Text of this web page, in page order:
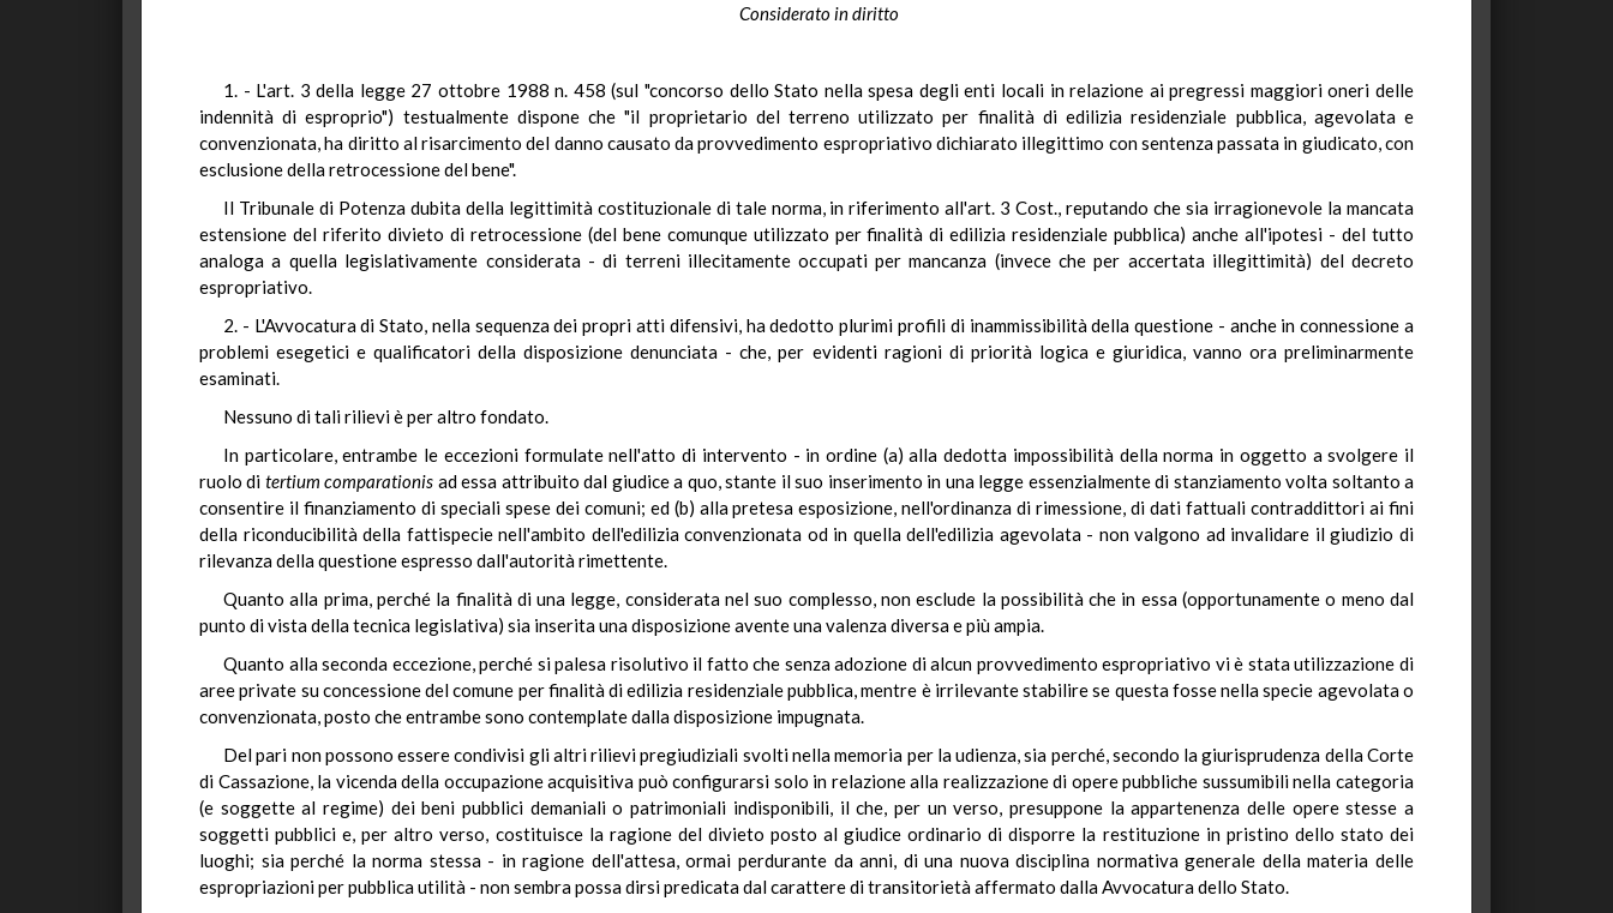
Considerato in diritto
1. - L'art. 3 della legge 27 ottobre 1988 n. 458 (sul "concorso dello Stato nella spesa degli enti locali in relazione ai pregressi maggiori oneri delle
indennità di esproprio") testualmente dispone che "il proprietario del terreno utilizzato per finalità di edilizia residenziale pubblica, agevolata e
convenzionata, ha diritto al risarcimento del danno causato da provvedimento espropriativo dichiarato illegittimo con sentenza passata in giudicato, con
esclusione della retrocessione del bene".
Il Tribunale di Potenza dubita della legittimità costituzionale di tale norma, in riferimento all'art. 3 Cost., reputando che sia irragionevole la mancata
estensione del riferito divieto di retrocessione (del bene comunque utilizzato per finalità di edilizia residenziale pubblica) anche all'ipotesi - del tutto
analoga a quella legislativamente considerata - di terreni illecitamente occupati per mancanza (invece che per accertata illegittimità) del decreto
espropriativo.
2. - L'Avvocatura di Stato, nella sequenza dei propri atti difensivi, ha dedotto plurimi profili di inammissibilità della questione - anche in connessione a
problemi esegetici e qualificatori della disposizione denunciata - che, per evidenti ragioni di priorità logica e giuridica, vanno ora preliminarmente
esaminati.
Nessuno di tali rilievi è per altro fondato.
In particolare, entrambe le eccezioni formulate nell'atto di intervento - in ordine (a) alla dedotta impossibilità della norma in oggetto a svolgere il
ruolo di tertium comparationis ad essa attribuito dal giudice a quo, stante il suo inserimento in una legge essenzialmente di stanziamento volta soltanto a
consentire il finanziamento di speciali spese dei comuni; ed (b) alla pretesa esposizione, nell'ordinanza di rimessione, di dati fattuali contraddittori ai fini
della riconducibilità della fattispecie nell'ambito dell'edilizia convenzionata od in quella dell'edilizia agevolata - non valgono ad invalidare il giudizio di
rilevanza della questione espresso dall'autorità rimettente.
Quanto alla prima, perché la finalità di una legge, considerata nel suo complesso, non esclude la possibilità che in essa (opportunamente o meno dal
punto di vista della tecnica legislativa) sia inserita una disposizione avente una valenza diversa e più ampia.
Quanto alla seconda eccezione, perché si palesa risolutivo il fatto che senza adozione di alcun provvedimento espropriativo vi è stata utilizzazione di
aree private su concessione del comune per finalità di edilizia residenziale pubblica, mentre è irrilevante stabilire se questa fosse nella specie agevolata o
convenzionata, posto che entrambe sono contemplate dalla disposizione impugnata.
Del pari non possono essere condivisi gli altri rilievi pregiudiziali svolti nella memoria per la udienza, sia perché, secondo la giurisprudenza della Corte
di Cassazione, la vicenda della occupazione acquisitiva può configurarsi solo in relazione alla realizzazione di opere pubbliche sussumibili nella categoria
(e soggette al regime) dei beni pubblici demaniali o patrimoniali indisponibili, il che, per un verso, presuppone la appartenenza delle opere stesse a
soggetti pubblici e, per altro verso, costituisce la ragione del divieto posto al giudice ordinario di disporre la restituzione in pristino dello stato dei
luoghi; sia perché la norma stessa - in ragione dell'attesa, ormai perdurante da anni, di una nuova disciplina normativa generale della materia delle
espropriazioni per pubblica utilità - non sembra possa dirsi predicata dal carattere di transitorietà affermato dalla Avvocatura dello Stato.